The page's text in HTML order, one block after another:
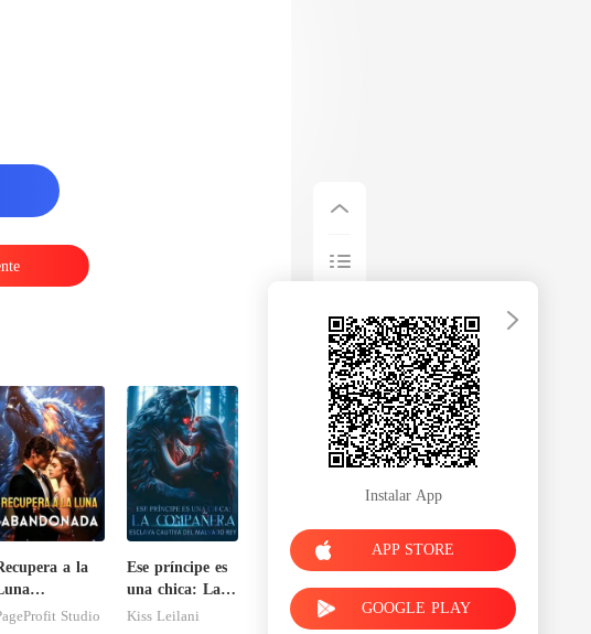
a la
Studio
Ese príncipe es
una chica: La
compañera
Kiss Leilani
Instalar App
APP STORE
GOOGLE PLAY